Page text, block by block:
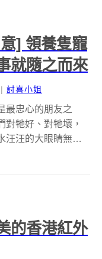
] 領養隻寵
就隨之而來
| 討喜小姐
最忠心的朋友之
對牠好、對牠壞，
汪汪的大眼睛無辜
的特殊長相而選擇
的香港紅外